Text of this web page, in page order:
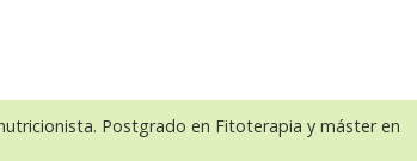
Postgrado en Fitoterapia y máster en